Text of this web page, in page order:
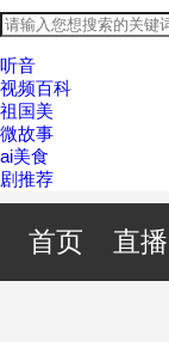
听音
视频百科
祖国美
微故事
ai美食
剧推荐
首页 直播